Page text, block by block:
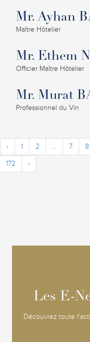
Mr. Ayhan
Maître Hôtelier
Mr. Ethem
Officier Maître Hôtelier
Mr. Murat
Professionnel du Vin
‹ 1 2 ... 7 8
172
›
Les E-
Découvrez toute
Les E-